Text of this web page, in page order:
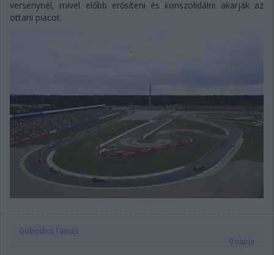
versenynél, mivel előbb erősíteni és konszolidálni akarják az
ottani piacot.
Gobodics Tamás
9 napja